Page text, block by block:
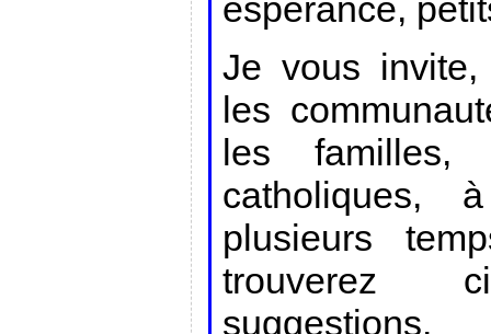
espérance,
Je vous
les
les familles,
catholiques,
plusieurs
trouverez
suggestions.